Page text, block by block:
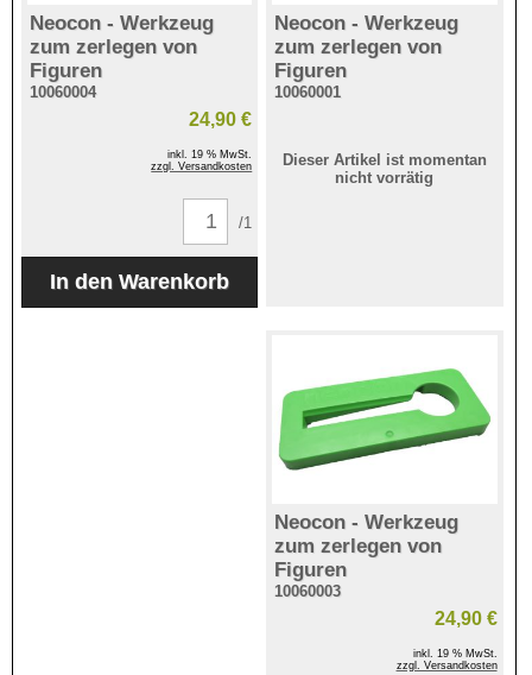
Neocon - Werkzeug
zum zerlegen von
Figuren
10060004
24,90 €
inkl. 19 % MwSt.
zzgl. Versandkosten
/1
Neocon - Werkzeug
zum zerlegen von
Figuren
10060001
Dieser Artikel ist momentan
nicht vorrätig
Neocon - Werkzeug
zum zerlegen von
Figuren
10060003
24,90 €
inkl. 19 % MwSt.
zzgl. Versandkosten